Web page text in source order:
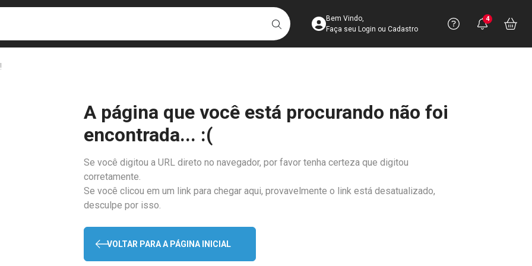
BUSCARAcesse sua Conta
Bem Vindo,
Faça seu Login ou Cadastro
Precisa
Ver Recursos
Você
4
A página que você está procurando não foi
encontrada... :(
Se você digitou a URL direto no navegador, por favor tenha certeza que digitou
corretamente.
Se você clicou em um link para chegar aqui, provavelmente o link está desatualizado,
desculpe por isso.
VOLTAR PARA A PÁGINA INICIAL